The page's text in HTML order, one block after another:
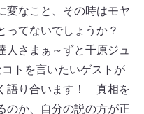
変なこと、その時はモヤ
ってないでしょうか？
人さまぁ～ずと千原ジュ
トを言いたいゲストが
語り合います！ 真相を
のか、自分の説の方が正